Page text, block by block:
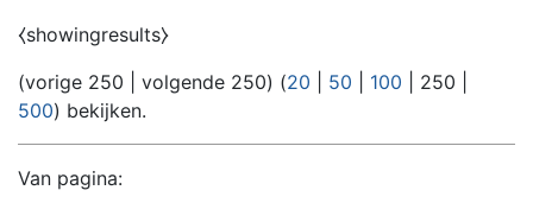
⧼showingresults⧽
(vorige 250 volgende 250) (20 50 100 250
500) bekijken.
Van pagina: